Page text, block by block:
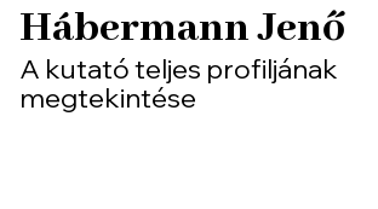
Hábermann Jenő
A kutató teljes profiljának
megtekintése